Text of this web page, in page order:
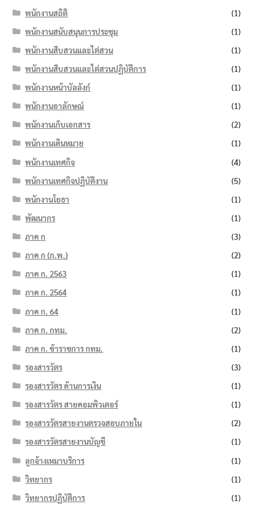
พนักงานสถิติ
(1)
พนักงานสนับสนุนการประชุม
(1)
พนักงานสืบสวนและไต่สวน
(1)
พนักงานสืบสวนและไต่สวนปฏิบัติการ
(1)
พนักงานหน้าบัลลังก์
(1)
พนักงานอาลักษณ์
(1)
พนักงานเก็บเอกสาร
(2)
พนักงานเดินหมาย
(1)
พนักงานเทศกิจ
(4)
พนักงานเทศกิจปฏิบัติงาน
(5)
พนักงานโยธา
(1)
พัฒนากร
(1)
ภาค ก
(3)
ภาค ก (ก.พ.)
(2)
ภาค ก. 2563
(1)
ภาค ก. 2564
(1)
ภาค ก. 64
(1)
ภาค ก. กทม.
(2)
ภาค ก. ข้าราชการ กทม.
(1)
รองสารวัตร
(3)
รองสารวัตร ด้านการเงิน
(1)
รองสารวัตร สายคอมพิวเตอร์
(1)
รองสารวัตรสายงานตรวจสอบภายใน
(2)
รองสารวัตรสายงานบัญชี
(1)
ลูกจ้างเหมาบริการ
(1)
วิทยากร
(1)
วิทยากรปฏิบัติการ
(1)